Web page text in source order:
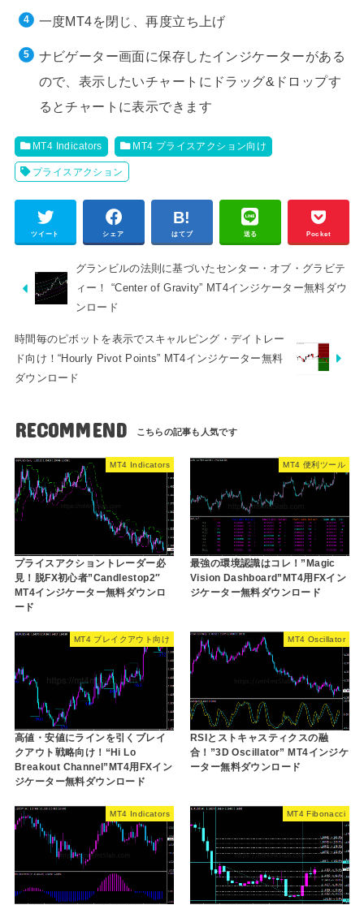
一度MT4を閉じ、再度立ち上げ
ナビゲーター画面に保存したインジケーターがある
ので、表示したいチャートにドラッグ&ドロップす
るとチャートに表示できます
MT4 Indicators MT4 プライスアクション向け
プライスアクション
ツイート シェア はてブ 送る Pocket
グランビルの法則に基づいたセンター・オブ・グラビテ
ィー！ “Center of Gravity” MT4インジケーター無料ダウ
ンロード
時間毎のピボットを表示でスキャルピング・デイトレー
ド向け！“Hourly Pivot Points” MT4インジケーター無料
ダウンロード
RECOMMEND
MT4 Indicators
プライスアクショントレーダー必
見！脱FX初心者”Candlestop2″
MT4インジケーター無料ダウンロ
ード
MT4 便利ツール
最強の環境認識はコレ！”Magic
Vision Dashboard”MT4用FXイン
ジケーター無料ダウンロード
MT4 ブレイクアウト向け
高値・安値にラインを引くブレイ
クアウト戦略向け！“Hi Lo
Breakout Channel”MT4用FXイン
ジケーター無料ダウンロード
MT4 Oscillator
RSIとストキャスティクスの融
合！”3D Oscillator” MT4インジケ
ーター無料ダウンロード
MT4 Indicators MT4 Fibonacci